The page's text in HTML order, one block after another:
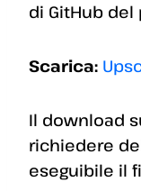
di GitHub del
Scarica:
Il download
richiedere
eseguibile il